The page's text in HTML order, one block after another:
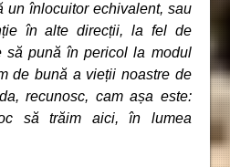
un înlocuitor echivalent, sau
în alte direcții, la fel de
să pună în pericol la modul
de bună a vieții noastre de
recunosc, cam așa este:
să trăim aici, în lumea